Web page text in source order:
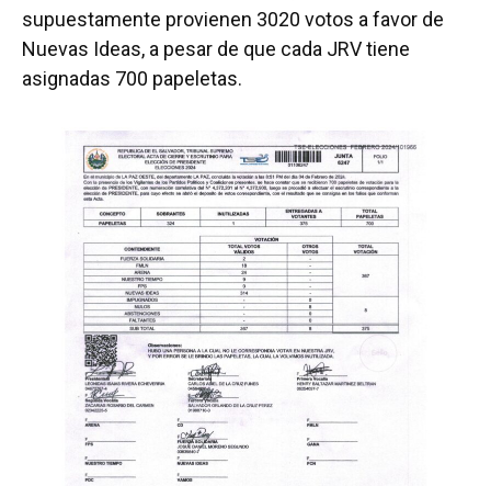
supuestamente provienen 3020 votos a favor de
Nuevas Ideas, a pesar de que cada JRV tiene
asignadas 700 papeletas.